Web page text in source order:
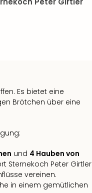
Es bietet eine
Brötchen über eine
und 4 Hauben von
Sternekoch Peter Girtler
vereinen.
in einem gemütlichen